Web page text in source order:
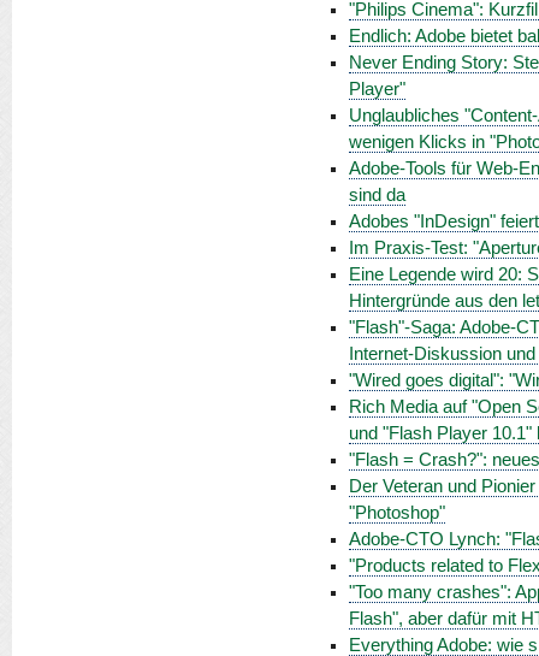
"Philips Cinema":
Endlich: Adobe bietet
Never Ending Story:
Player"
Unglaubliches
wenigen Klicks in
Adobe-Tools für Web-
sind da
Adobes "InDesign"
Im Praxis-Test:
Eine Legende wird 20:
Hintergründe aus den
"Flash"-Saga: Adobe-
Internet-Diskussion
"Wired goes digital":
Rich Media auf "Open
und "Flash Player
"Flash = Crash?":
Der Veteran und
"Photoshop"
Adobe-CTO Lynch:
"Products related to
"Too many crashes":
Flash", aber dafür mit
Everything Adobe: wie